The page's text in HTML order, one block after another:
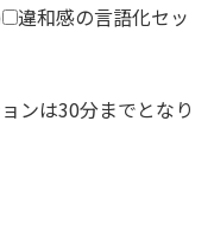
違和感の言語化セッ
ンは30分までとなり